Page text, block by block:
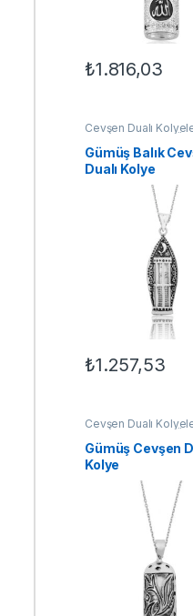
₺1.816,03
Cevşen Dualı
Kadın Kolyeleri,
Gümüş Balık
Dualı Kolye
₺1.257,53
Cevşen Dualı
Kadın Kolyeleri,
Gümüş Cevşen
Kolye